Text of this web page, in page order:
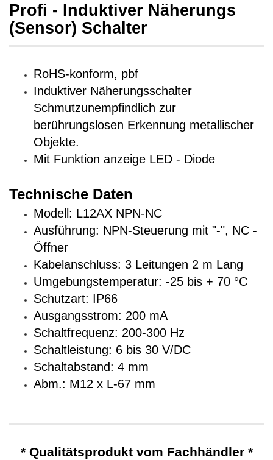
Profi - Induktiver Näherungs
(Sensor) Schalter
RoHS-konform, pbf
Induktiver Näherungsschalter
Schmutzunempfindlich zur
berührungslosen Erkennung metallischer
Objekte.
Mit Funktion anzeige LED - Diode
Technische Daten
Modell: L12AX NPN-NC
Ausführung: NPN-Steuerung mit "-", NC -
Öffner
Kabelanschluss: 3 Leitungen 2 m Lang
Umgebungstemperatur: -25 bis + 70 °C
Schutzart: IP66
Ausgangsstrom: 200 mA
Schaltfrequenz: 200-300 Hz
Schaltleistung: 6 bis 30 V/DC
Schaltabstand: 4 mm
Abm.: M12 x L-67 mm
* Qualitätsprodukt vom Fachhändler *